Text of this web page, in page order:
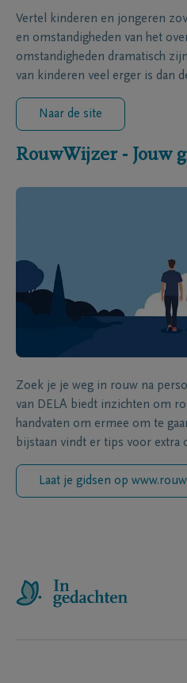
Vertel kinderen en jongeren
en omstandigheden van het
omstandigheden dramatisch
van kinderen veel erger is dan
Naar de site
RouwWijzer - Jouw
Zoek je je weg in rouw na
van DELA biedt inzichten om
handvaten om ermee om te
bijstaan vindt er tips voor extra
Laat je gidsen op